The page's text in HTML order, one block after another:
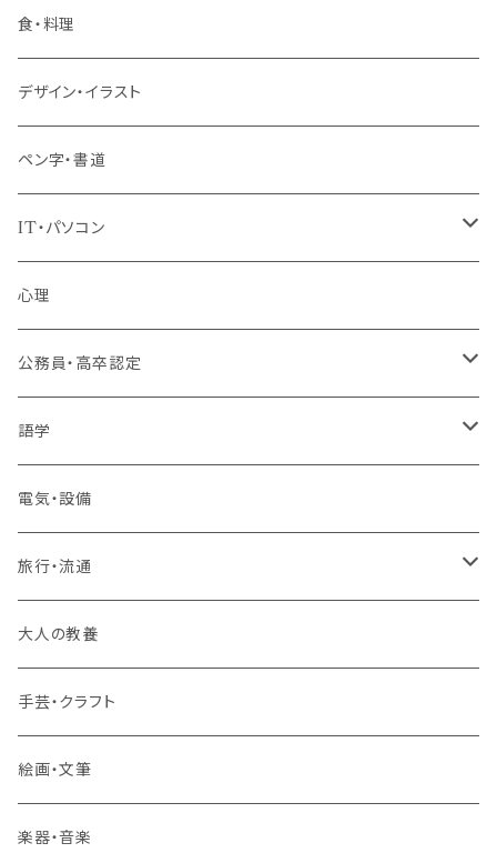
階層共通
パッケージプラン
食・料理
デザイン・イラスト
ペン字・書道
IT・パソコン
MOS（ﾏｲｸﾛｿﾌﾄｵﾌｨｽｽﾍﾟｼｬﾘｽﾄ）講座
プログラミング・Web制作入門講座
1コース受講
2コースまとめて受講
その他 IT・パソコン
心理
公務員・高卒認定
高卒認定講座
大卒公務員受験対策講座
語学
TOEIC®L&Rテスト対策講座
その他 語学
電気・設備
旅行・流通
旅行業務取扱管理者講座
その他 旅行・流通
大人の教養
手芸・クラフト
絵画・文筆
楽器・音楽